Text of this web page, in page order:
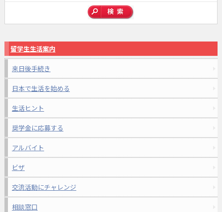
留学生生活案内
来日後手続き
日本で生活を始める
生活ヒント
奨学金に応募する
アルバイト
ビザ
交流活動にチャレンジ
相談窓口